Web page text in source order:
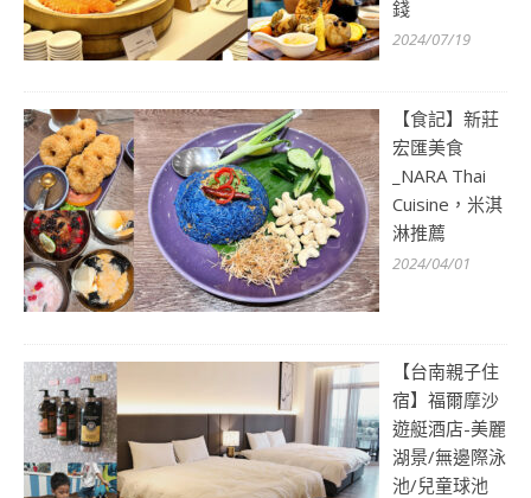
錢
2024/07/19
【食記】新莊
宏匯美食
_NARA Thai
Cuisine，米淇
淋推薦
2024/04/01
【台南親子住
宿】福爾摩沙
遊艇酒店-美麗
湖景/無邊際泳
池/兒童球池